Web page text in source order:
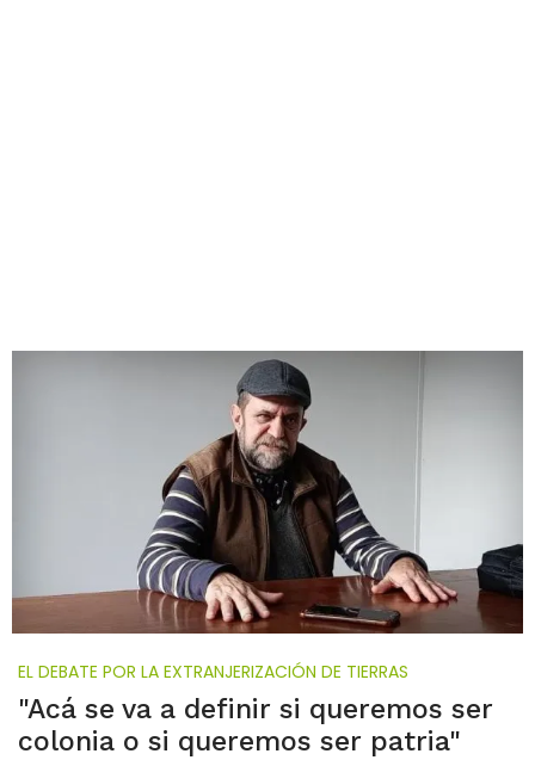
EL DEBATE POR LA EXTRANJERIZACIÓN DE TIERRAS
"Acá se va a definir si queremos ser
colonia o si queremos ser patria"